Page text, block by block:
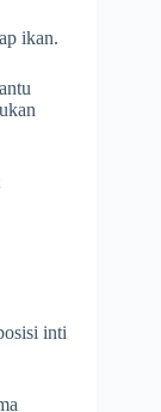
ikan.
inti